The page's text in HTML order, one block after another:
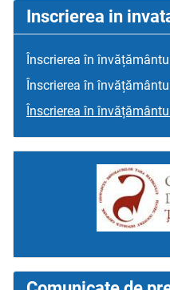
Inscrierea in
Înscrierea în
Înscrierea în
Înscrierea în